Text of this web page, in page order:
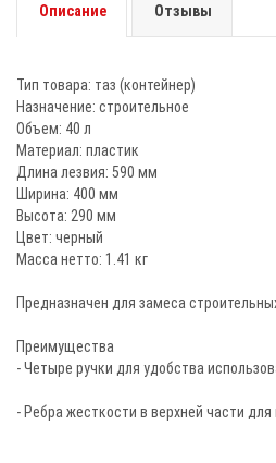
Описание Отзывы
Тип товара: таз (контейнер)
Назначение: строительное
Объем: 40 л
Материал: пластик
Длина лезвия: 590 мм
Ширина: 400 мм
Высота: 290 мм
Цвет: черный
Масса нетто: 1.41 кг
Предназначен для замеса
Преимущества
- Четыре ручки для удобства
- Ребра жесткости в верхней части